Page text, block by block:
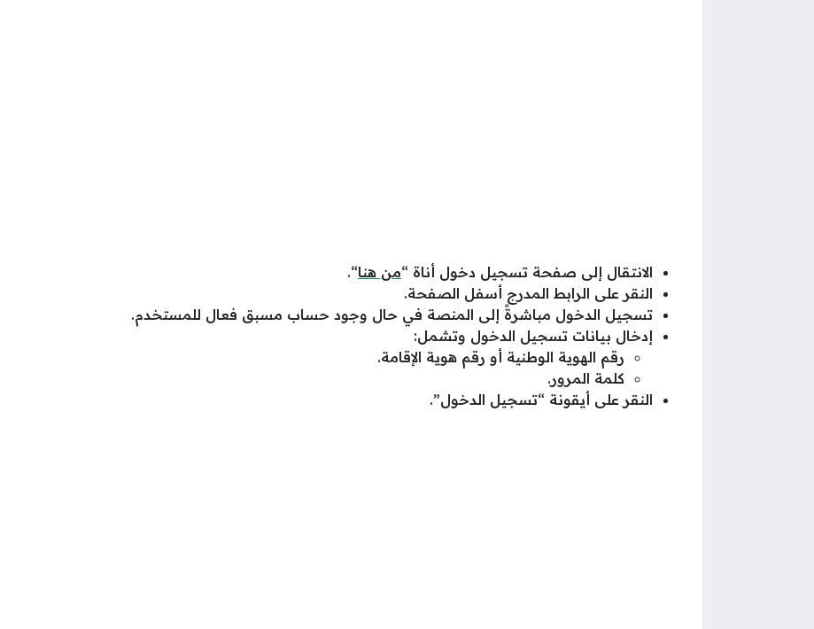
الانتقال إلى صفحة تسجيل دخول أناة “من هنا“.
النقر على الرابط المدرج أسفل الصفحة.
تسجيل الدخول مباشرةً إلى المنصة في حال وجود حساب مسبق فعال للمستخدم.
إدخال بيانات تسجيل الدخول وتشمل:
رقم الهوية الوطنية أو رقم هوية الإقامة.
كلمة المرور.
النقر على أيقونة “تسجيل الدخول”.